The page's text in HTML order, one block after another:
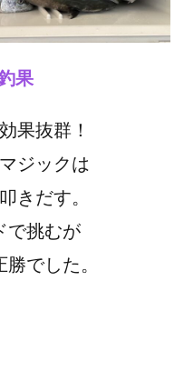
果
果抜群！
ジックは
きだす。
で挑むが
でした。